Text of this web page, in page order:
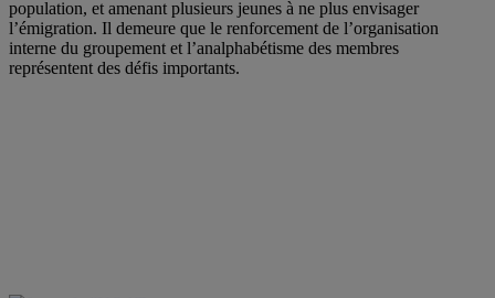
population, et amenant plusieurs jeunes à ne plus envisager
l’émigration. Il demeure que le renforcement de l’organisation
interne du groupement et l’analphabétisme des membres
représentent des défis importants.